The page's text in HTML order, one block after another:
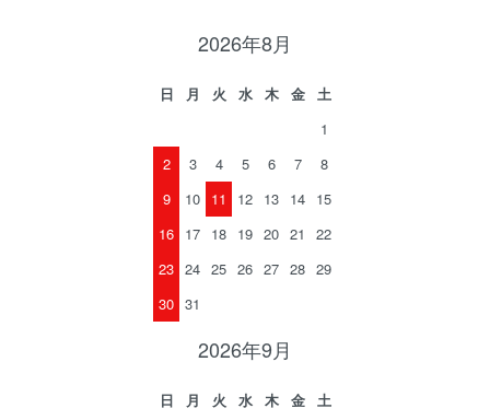
2026年8月
日 月 火 水 木 金
土
1
2
3 4 5 6 7
8
9
10 11 12 13 14 15
16 17 18 19 20 21
22
23 24 25 26 27 28 29
30 31
2026年9月
日 月 火 水 木 金
土